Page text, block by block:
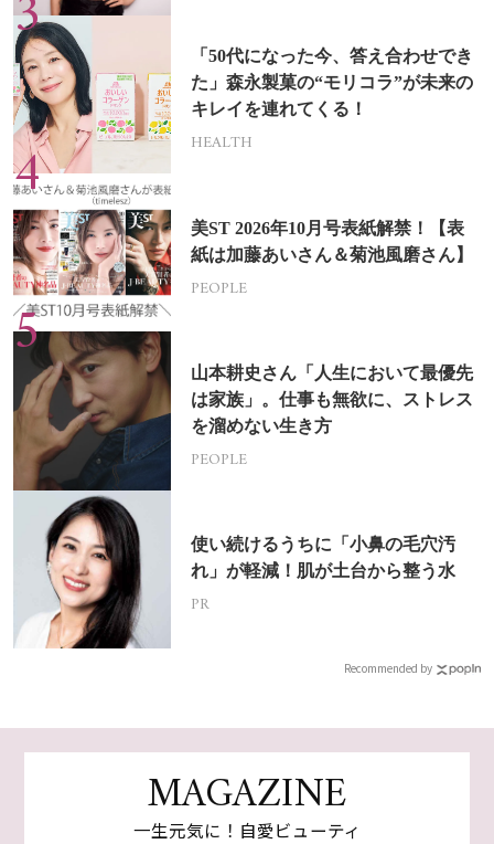
「50代になった今、答え合わせでき
た」森永製菓の“モリコラ”が未来の
キレイを連れてくる！
HEALTH
美ST 2026年10月号表紙解禁！【表
紙は加藤あいさん＆菊池風磨さん】
PEOPLE
山本耕史さん「人生において最優先
は家族」。仕事も無欲に、ストレス
を溜めない生き方
PEOPLE
使い続けるうちに「小鼻の毛穴汚
れ」が軽減！肌が土台から整う水
PR
Recommended by
MAGAZINE
一生元気に！自愛ビューティ